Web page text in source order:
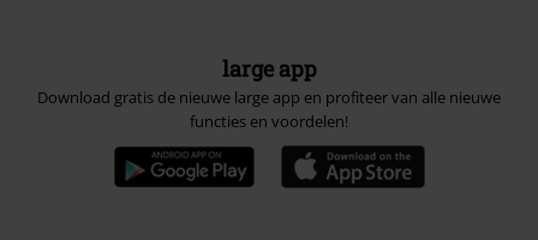
large app
Download gratis de nieuwe large app en profiteer van alle nieuwe
functies en voordelen!